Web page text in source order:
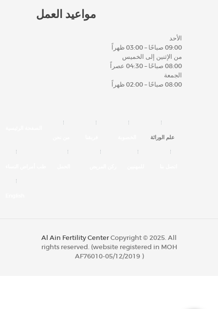
مواعيد العمل
الأحد
09:00 صباحًا – 03:00 ظهراً
من الإثنين إلى الخميس
08:00 صباحًا – 04:30 عصراً
الجمعة
08:00 صباحًا – 02:00 ظهراً
علم الوراثة
Al Ain Fertility CenterCopyright © 2025. All
rights reserved. (website registered in MOH
AF76010-05/12/2019 )